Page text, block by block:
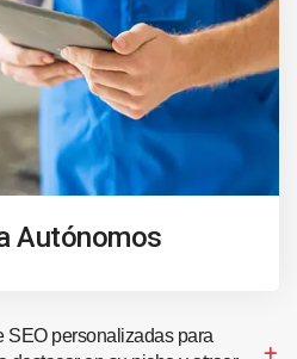
Autónomos
SEO personalizadas para